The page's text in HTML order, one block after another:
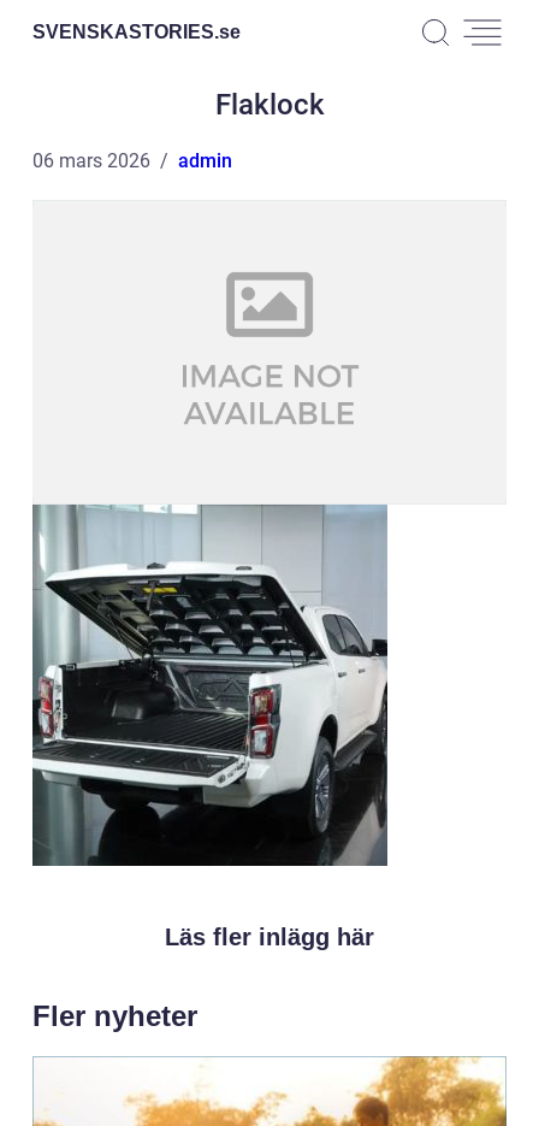
SVENSKASTORIES.se
Flaklock
06 mars 2026 admin
Läs fler inlägg här
Fler nyheter